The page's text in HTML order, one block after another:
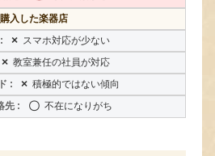
購入した楽器店
× スマホ対応が少ない
× 教室兼任の社員が対応
× 積極的ではない傾向
〇 不在になりがち